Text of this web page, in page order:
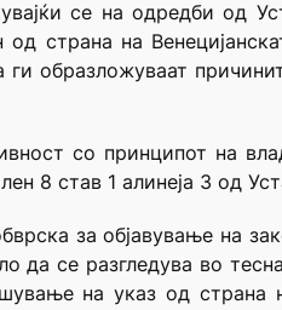
се на одредби од
страна на
образложуваат
со принципот на
8 став 1 алинеја 3 од
за објавување на
да се разгледува во
на указ од страна